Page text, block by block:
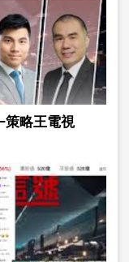
策略王電視